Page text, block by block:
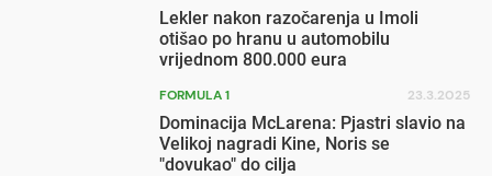
Lekler nakon razočarenja u Imoli
otišao po hranu u automobilu
vrijednom 800.000 eura
FORMULA 1 23.3.2025
Dominacija McLarena: Pjastri slavio na
Velikoj nagradi Kine, Noris se
"dovukao" do cilja